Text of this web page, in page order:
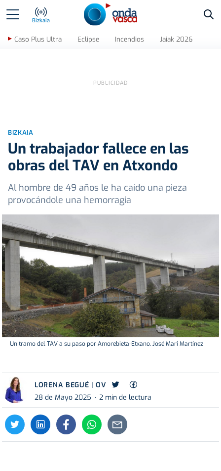
Bizkaia
Caso Plus Ultra Eclipse Incendios Jaiak 2026
BIZKAIA
Un trabajador fallece en las
obras del TAV en Atxondo
Al hombre de 49 años le ha caído una pieza
provocándole una hemorragia
Un tramo del TAV a su paso por Amorebieta-Etxano. José Mari Martínez
LORENA BEGUÉ | OV
28 de Mayo 2025
2 min de lectura